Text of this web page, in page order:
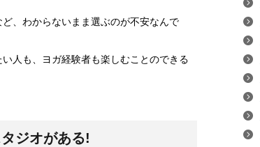
、わからないまま選ぶのが不安なんで
人も、ヨガ経験者も楽しむことのできる
ジオがある!